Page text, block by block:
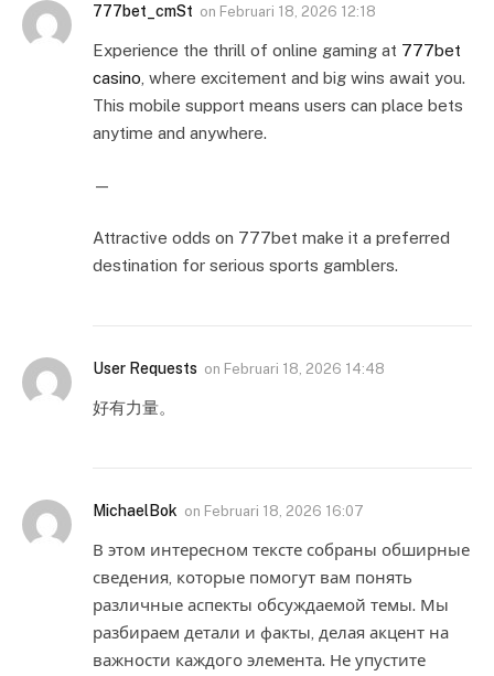
777bet_cmSt on Februari 18, 2026 12:18
Experience the thrill of online gaming at 777bet
casino , where excitement and big wins await you.
This mobile support means users can place bets
anytime and anywhere.
—
Attractive odds on 777bet make it a preferred
destination for serious sports gamblers.
User Requests on Februari 18, 2026 14:48
好有力量。
MichaelBok on Februari 18, 2026 16:07
В этом интересном тексте собраны обширные
сведения, которые помогут вам понять
различные аспекты обсуждаемой темы. Мы
разбираем детали и факты, делая акцент на
важности каждого элемента. Не упустите